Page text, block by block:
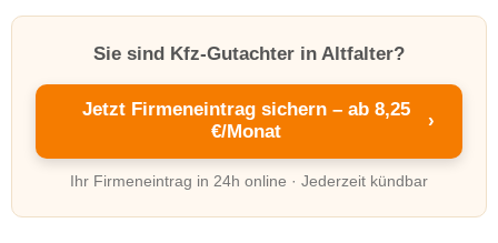
Sie sind Kfz-Gutachter in Altfalter?
Jetzt Firmeneintrag sichern – ab 8,25
€/Monat
›
Ihr Firmeneintrag in 24h online · Jederzeit kündbar